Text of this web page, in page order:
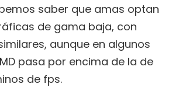
saber que amas optan
de gama baja, con
aunque en algunos
pasa por encima de la de
de fps.